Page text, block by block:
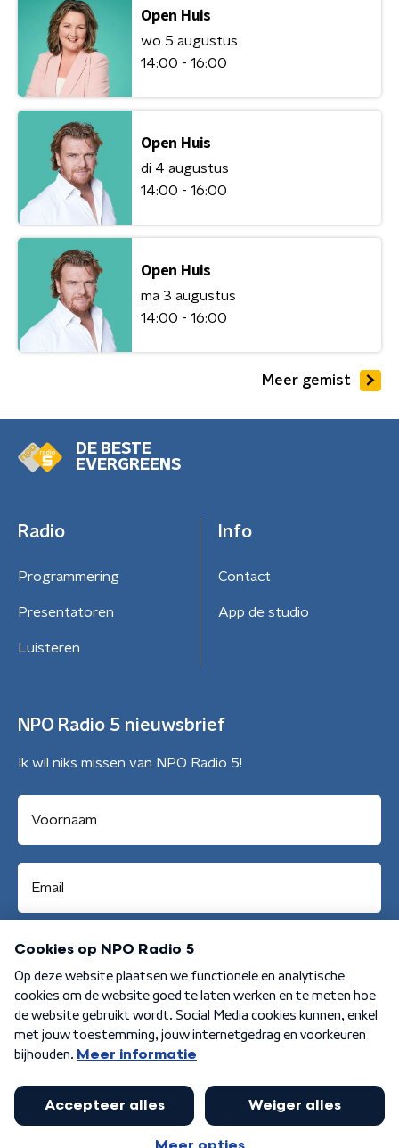
Open Huis
wo 5 augustus
14:00 - 16:00
Open Huis
di 4 augustus
14:00 - 16:00
Open Huis
ma 3 augustus
14:00 - 16:00
Meer gemist
DE BESTE
EVERGREENS
Radio
Programmering
Presentatoren
Luisteren
Info
Contact
App de studio
NPO Radio 5 nieuwsbrief
Ik wil niks missen van NPO Radio 5!
Aanmelden
Algemene voorwaarden